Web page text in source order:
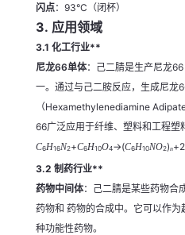
闪点：93°C（闭杯）
3. 应用领域
3.1 化工行业**
尼龙66单体：己二腈是生产尼龙
一。通过与己二胺反应，生成尼
（Hexamethylenediamine
66广泛应用于纤维、塑料和工程塑
C6H16N2+C6H10O4→(C6H10NO2)n+2
3.2 制药行业**
药物中间体：己二腈是某些药物合
药物和 药物的合成中。它可以作
种功能性药物。